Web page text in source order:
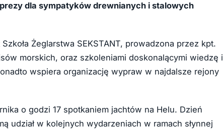
dla sympatyków drewnianych i stalowych
Żeglarstwa SEKSTANT, prowadzona przez kpt.
morskich, oraz szkoleniami doskonalącymi wiedzę i
wspiera organizację wypraw w najdalsze rejony
o godzi 17 spotkaniem jachtów na Helu. Dzień
udział w kolejnych wydarzeniach w ramach słynnej